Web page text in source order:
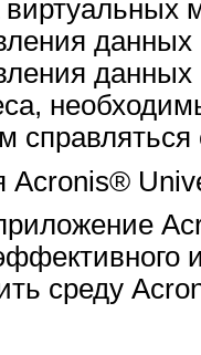
Acronis®
среду